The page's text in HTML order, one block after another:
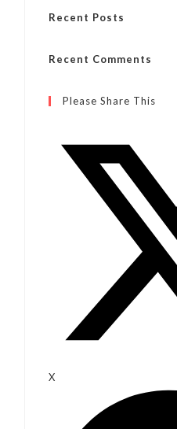
Recent Posts
Recent Comments
Please Share This
X